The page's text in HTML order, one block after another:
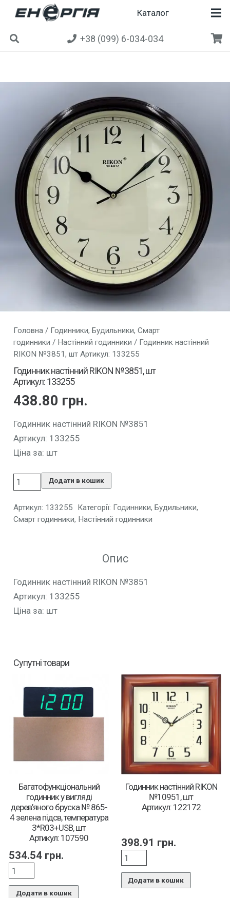
Каталог
+38 (099) 6-034-034
Головна/ Годинники, Будильники, Смарт
годинники / Настінний годинники / Годинник настінний
RIKON №3851, шт Артикул: 133255
Годинник настінний RIKON №3851, шт
Артикул: 133255
438.80 грн.
Годинник настінний RIKON №3851
Артикул: 133255
Ціна за: шт
Додати в кошик
Артикул: 133255 Категорії: Годинники, Будильники,
Смарт годинники, Настінний годинники
Опис
Годинник настінний RIKON №3851
Артикул: 133255
Ціна за: шт
Супутні товари
Багатофункціональний
годинник у вигляді
дерев’яного бруска № 865-
4 зелена підсв, температура
3*R03+USB, шт
Артикул: 107590
534.54 грн.
Додати в кошик
Годинник настінний RIKON
№10951, шт
Артикул: 122172
398.91 грн.
Додати в кошик